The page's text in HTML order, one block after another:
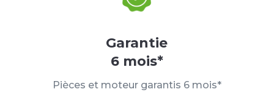
Garantie
6 mois*
Pièces et moteur garantis 6 mois*